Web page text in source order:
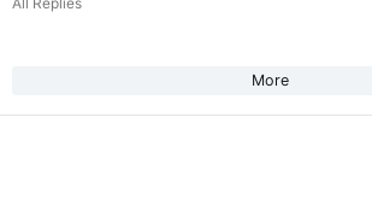
More